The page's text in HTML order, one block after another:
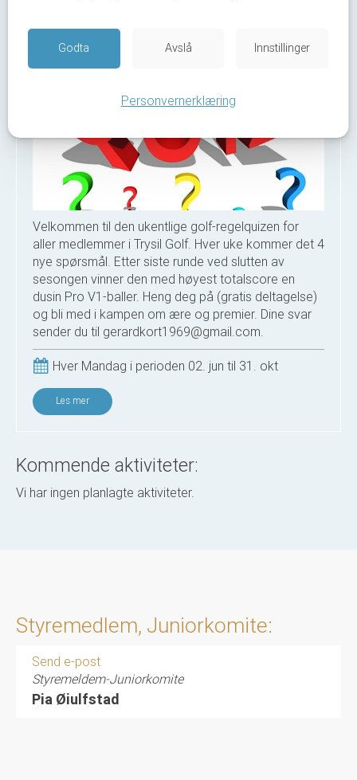
Velkommen til den ukentlige golf-regelquizen for
aller medlemmer i Trysil Golf. Hver uke kommer det 4
nye spørsmål. Etter siste runde ved slutten av
sesongen vinner den med høyest totalscore en
dusin Pro V1-baller. Heng deg på (gratis deltagelse)
og bli med i kampen om ære og premier. Dine svar
sender du til gerardkort1969@gmail.com.
Hver Mandag i perioden 02. jun til 31. okt
Les mer
Kommende aktiviteter:
Vi har ingen planlagte aktiviteter.
Styremedlem, Juniorkomite:
Send e-post
Styremeldem-Juniorkomite
Pia Øiulfstad
Godta Avslå Innstillinger
Personvernerklæring